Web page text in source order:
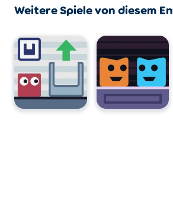
Weitere Spiele von diesem